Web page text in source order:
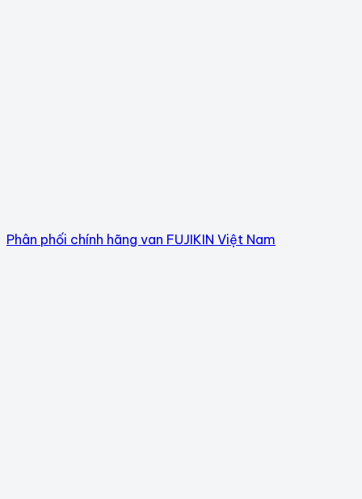
Phân phối chính hãng van FUJIKIN Việt Nam